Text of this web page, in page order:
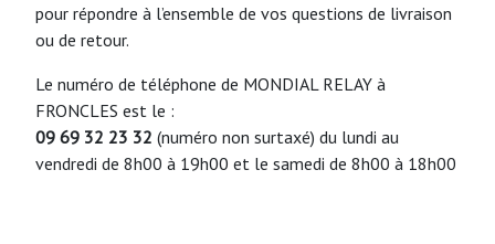
pour répondre à l’ensemble de vos questions de livraison
ou de retour.
Le numéro de téléphone de MONDIAL RELAY à
FRONCLES est le :
09 69 32 23 32 (numéro non surtaxé) du lundi au
vendredi de 8h00 à 19h00 et le samedi de 8h00 à 18h00